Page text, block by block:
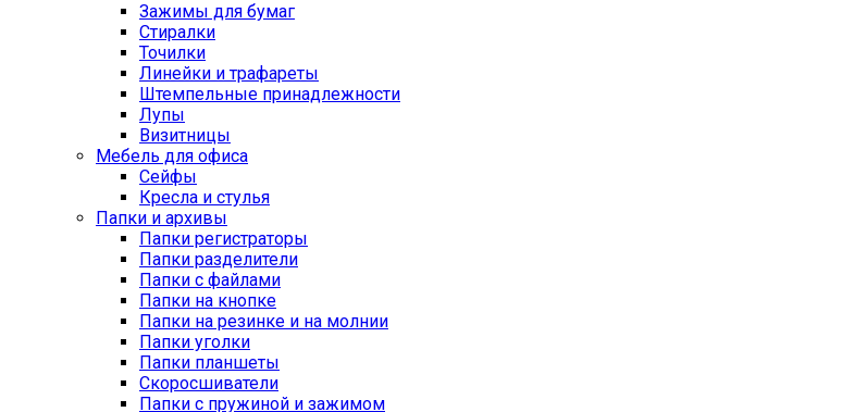
Зажимы для бумаг
Стиралки
Точилки
Линейки и трафареты
Штемпельные принадлежности
Лупы
Визитницы
Мебель для офиса
Сейфы
Кресла и стулья
Папки и архивы
Папки регистраторы
Папки разделители
Папки с файлами
Папки на кнопке
Папки на резинке и на молнии
Папки уголки
Папки планшеты
Скоросшиватели
Папки с пружиной и зажимом